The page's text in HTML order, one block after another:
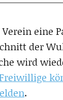
eine
der
wird
.